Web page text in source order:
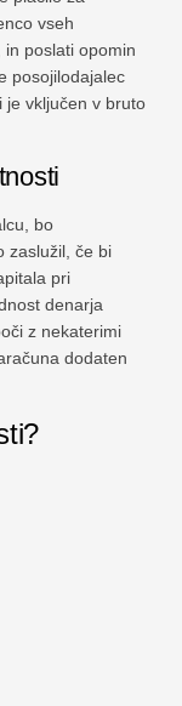
vseh
poslati opomin
posojilodajalec
je vključen v bruto
bo
zaslužil, če bi
pri
denarja
z nekaterimi
dodaten